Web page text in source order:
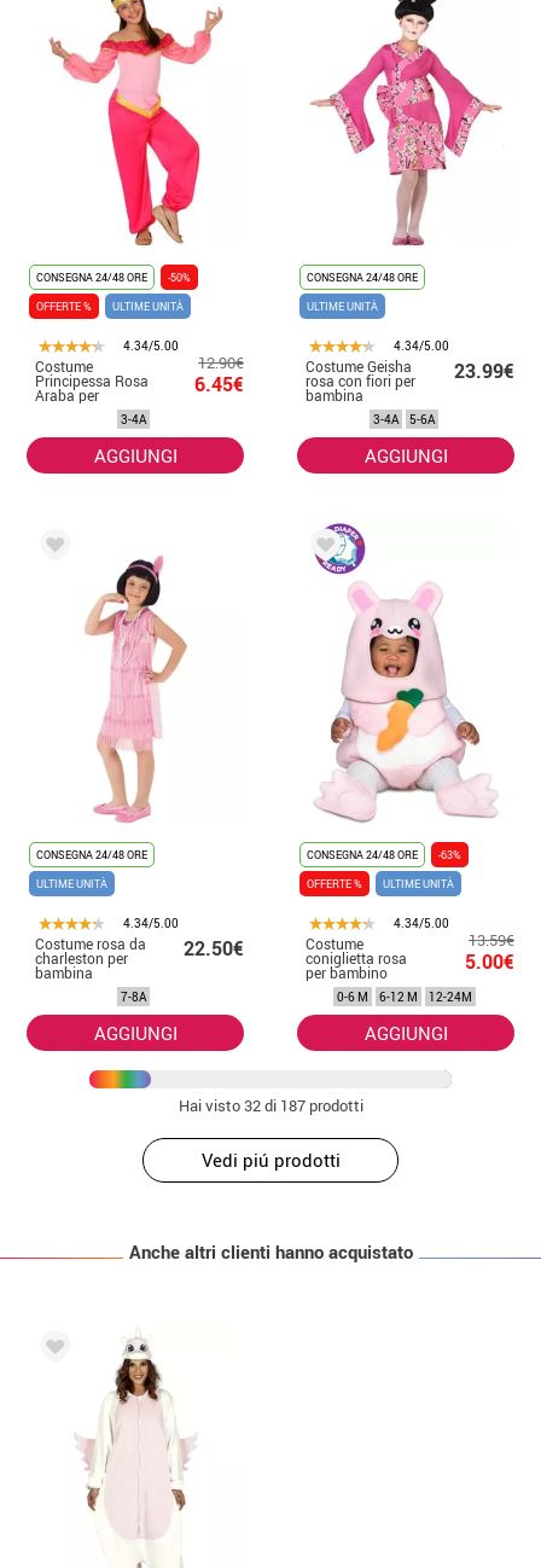
CONSEGNA 24/48 ORE
-50%
OFFERTE %
ULTIME UNITÀ
4.34/5.00
Costume
Principessa Rosa
Araba per
bambina
12.90€
6.45€
3-4A
AGGIUNGI
CONSEGNA 24/48 ORE
ULTIME UNITÀ
4.34/5.00
Costume Geisha
rosa con fiori per
bambina
23.99€
3-4A 5-6A
AGGIUNGI
CONSEGNA 24/48 ORE
ULTIME UNITÀ
4.34/5.00
Costume rosa da
charleston per
bambina
22.50€
7-8A
AGGIUNGI
CONSEGNA 24/48 ORE
-63%
OFFERTE %
ULTIME UNITÀ
4.34/5.00
Costume
coniglietta rosa
per bambino
13.59€
5.00€
0-6 M 6-12 M 12-24M
AGGIUNGI
Hai visto32di 187 prodotti
Vedi piú prodotti
Anche altri clienti hanno acquistato